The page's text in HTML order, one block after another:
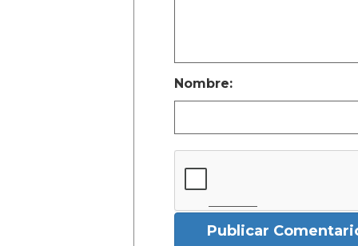
Nombre:
Publicar